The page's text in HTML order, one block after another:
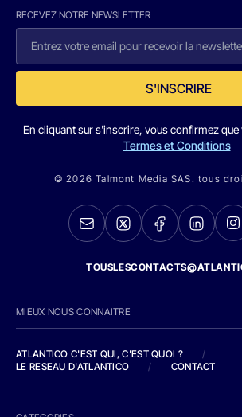
RECEVEZ NOTRE NEWSLETTER
S'INSCRIRE
En cliquant sur s'inscrire, vous confirmez
Termes et Conditions
© 2026 Talmont Media SAS. tous
MIEUX NOUS CONNAITRE
ATLANTICO C'EST QUI, C'EST QUOI ?
/
LE RESEAU D'ATLANTICO
/ CONTACT